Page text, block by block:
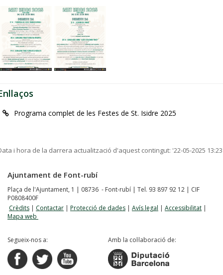
Programa complet de les Festes de St. Isidre 2025
i hora de la darrera actualització d'aquest contingut: '22-05-2025 13:23
Ajuntament de Font-rubí
Plaça de l'Ajuntament, 1 | 08736 - Font-rubí | Tel. 93 897 92 12 | CIF
P0808400F
Crèdits | Contactar | Protecció de dades | Avís legal | Accessibilitat |
Mapa web
Segueix-nos a: Amb la col·laboració de: